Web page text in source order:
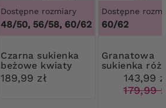
Dostępne rozmiary
48/50, 56/58, 60/62
Czarna sukienka
beżowe kwiaty
189,99 zł
Dostępne
60/62
Granatowa
sukienka
kwiaty143,99
179,99